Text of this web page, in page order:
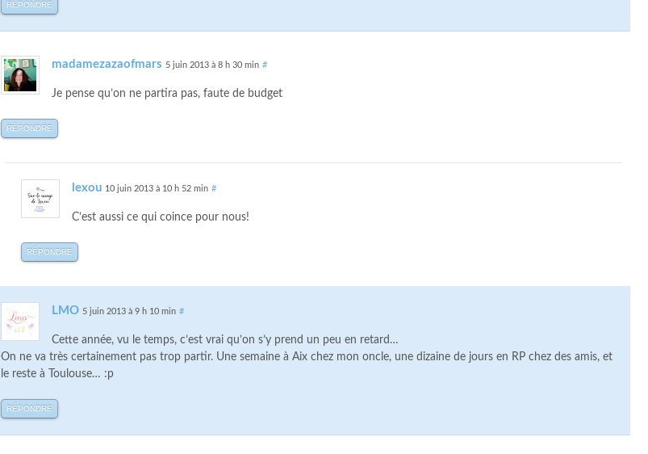
RÉPONDRE
madamezazaofmars 5 juin 2013 à 8 h 30 min #
Je pense qu’on ne partira pas, faute de budget
RÉPONDRE
lexou 10 juin 2013 à 10 h 52 min #
C’est aussi ce qui coince pour nous!
RÉPONDRE
LMO 5 juin 2013 à 9 h 10 min #
Cette année, vu le temps, c’est vrai qu’on s’y prend un peu en retard…
On ne va très certainement pas trop partir. Une semaine à Aix chez mon oncle, une dizaine de jours en RP chez des amis, et
le reste à Toulouse… :p
RÉPONDRE